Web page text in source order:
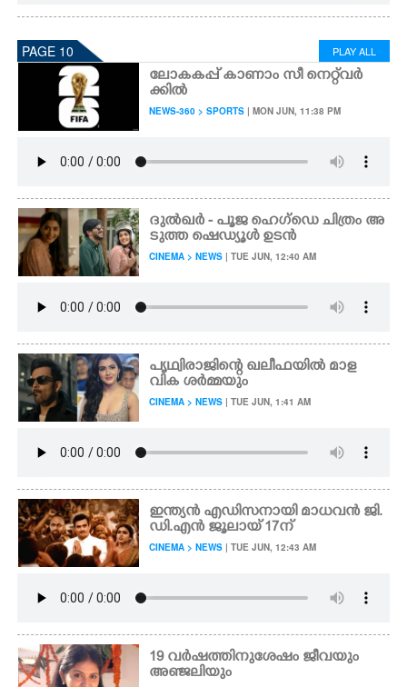
PAGE 10 PLAY ALL
ലോകകപ്പ് കാണാം സീ നെറ്റ്‌വർ
ക്കിൽ
NEWS-360 > SPORTS | MON JUN, 11:38 PM
ദുൽഖർ - പൂജ ഹെഗ്ഡെ ചിത്രം അ
ടുത്ത ഷെഡ്യൂൾ ഉടൻ
CINEMA > NEWS | TUE JUN, 12:40 AM
പൃഥ്വിരാജിന്റെ ഖലീഫയിൽ മാള
വിക ശർമ്മയും
CINEMA > NEWS | TUE JUN, 1:41 AM
ഇന്ത്യൻ എഡിസനായി മാധവൻ ജി.
ഡി.എൻ ജൂലായ് 17ന്
CINEMA > NEWS | TUE JUN, 12:43 AM
19 വർഷത്തിനുശേഷം ജീവയും
അ‌ഞ്ജലിയും